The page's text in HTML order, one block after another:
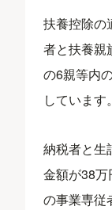
扶養控除の
者と扶養親
の6親等内
しています。
納税者と生
金額が38
の事業専従